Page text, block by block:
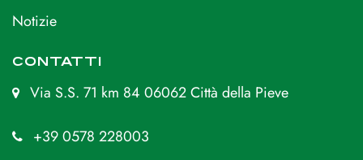
Notizie
CONTATTI
Via S.S. 71 km 84 06062 Città della Pieve
+39 0578 228003